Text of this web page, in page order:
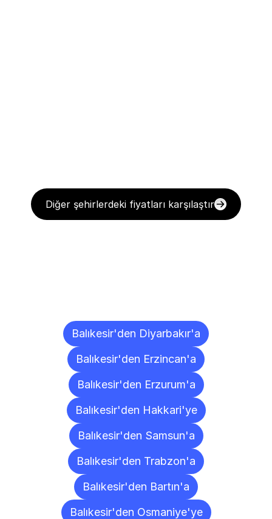
Diğer şehirlerdeki fiyatları karşılaştır
Balıkesir'den Diyarbakır'a
Balıkesir'den Erzincan'a
Balıkesir'den Erzurum'a
Balıkesir'den Hakkari'ye
Balıkesir'den Samsun'a
Balıkesir'den Trabzon'a
Balıkesir'den Bartın'a
Balıkesir'den Osmaniye'ye